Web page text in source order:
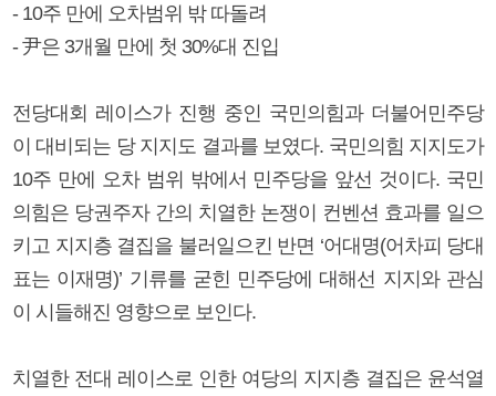
- 10주 만에 오차범위 밖 따돌려
- 尹은 3개월 만에 첫 30%대 진입
전당대회 레이스가 진행 중인 국민의힘과 더불어민주당
이 대비되는 당 지지도 결과를 보였다. 국민의힘 지지도가
10주 만에 오차 범위 밖에서 민주당을 앞선 것이다. 국민
의힘은 당권주자 간의 치열한 논쟁이 컨벤션 효과를 일으
키고 지지층 결집을 불러일으킨 반면 ‘어대명(어차피 당대
표는 이재명)’ 기류를 굳힌 민주당에 대해선 지지와 관심
이 시들해진 영향으로 보인다.
치열한 전대 레이스로 인한 여당의 지지층 결집은 윤석열